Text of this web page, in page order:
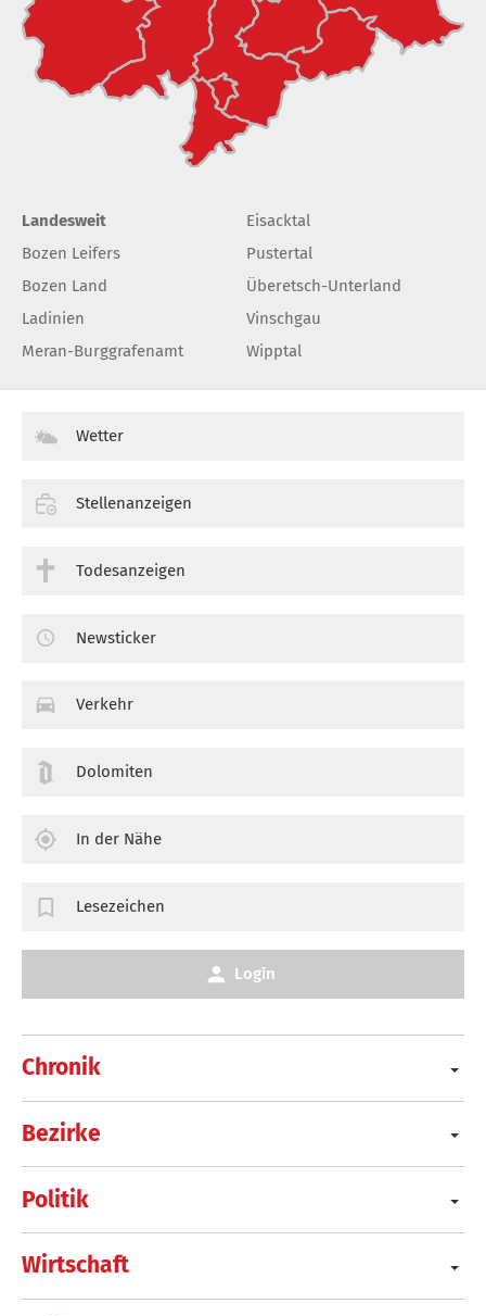
Landesweit
Bozen Leifers
Bozen Land
Ladinien
Meran-Burggrafenamt
Eisacktal
Pustertal
Überetsch-Unterland
Vinschgau
Wipptal
Chronik
Bezirke
Politik
Wirtschaft
Wetter
Stellenanzeigen
Todesanzeigen
Newsticker
Verkehr
Dolomiten
In der Nähe
Lesezeichen
Login